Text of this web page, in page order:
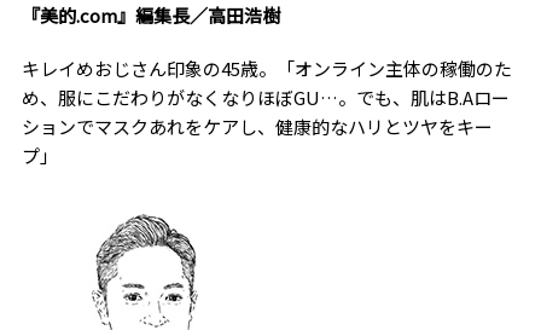
『美的.com』編集長／高田浩樹
キレイめおじさん印象の45歳。「オンライン主体の稼働のた
め、服にこだわりがなくなりほぼGU…。でも、肌はB.Aロー
ションでマスクあれをケアし、健康的なハリとツヤをキー
プ」